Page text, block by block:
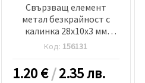
Свързващ елемент
метал безкрайност с
калинка 28x10x3 мм
дупка 1.5 мм цвят сребро
-5 броя
Код: 156131
1.20€/2.35 лв.